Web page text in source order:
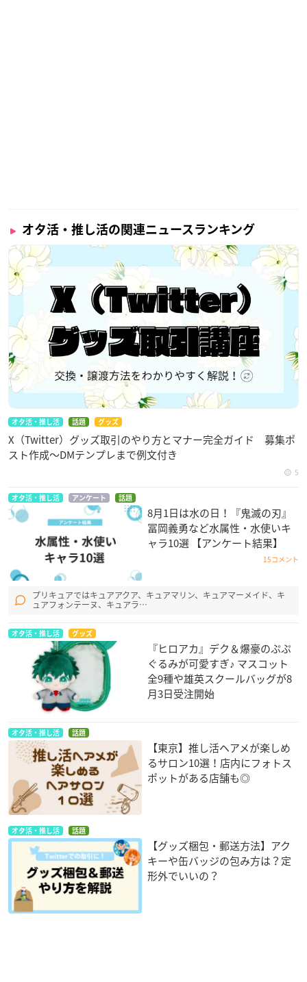
オタ活・推し活の関連ニュースランキング
オタ活・推し活 話題 グッズ
X（Twitter）グッズ取引のやり方とマナー完全ガイド 募集ポ
スト作成〜DMテンプレまで例文付き
5
オタ活・推し活 アンケート 話題
8月1日は水の日！『鬼滅の刃』
冨岡義勇など水属性・水使いキ
ャラ10選 【アンケート結果】
15コメント
プリキュアではキュアアクア、キュアマリン、キュアマーメイド、キ
ュアフォンテーヌ、キュアラ…
オタ活・推し活 グッズ
『ヒロアカ』デク＆爆豪のぷぷ
ぐるみが可愛すぎ♪ マスコット
全9種や雄英スクールバッグが8
月3日受注開始
オタ活・推し活 話題
【東京】推し活ヘアメが楽しめ
るサロン10選！店内にフォトス
ポットがある店舗も◎
オタ活・推し活 話題
【グッズ梱包・郵送方法】アク
キーや缶バッジの包み方は？定
形外でいいの？